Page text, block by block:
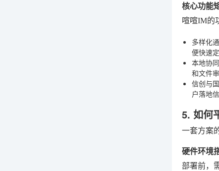
核心功能
喧喧IM的
多样化
便快速
本地协
和文件
信创与
户落地
5. 如何
一套方案
硬件环境
部署前，